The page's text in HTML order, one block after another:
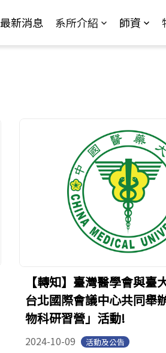
最新消息 系所介紹 師資
【轉知】臺灣醫學會與臺
台北國際會議中心共同舉
物科研習營」活動!
2024-10-09 活動及公告